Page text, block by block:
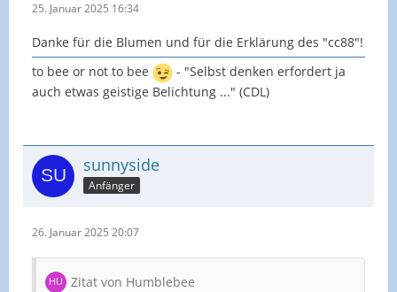
25. Januar 2025 16:34
Danke für die Blumen und für die Erklärung des "cc88"!
to bee or not to bee
- "Selbst denken erfordert ja
auch etwas geistige Belichtung ..." (CDL)
sunnyside
Anfänger
26. Januar 2025 20:07
Zitat von Humblebee